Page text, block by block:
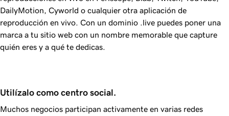
DailyMotion, Cyworld o cualquier otra aplicación de
reproducción en vivo. Con un dominio .live puedes poner una
marca a tu sitio web con un nombre memorable que capture
quién eres y a qué te dedicas.
Utilízalo como centro social.
Muchos negocios participan activamente en varias redes